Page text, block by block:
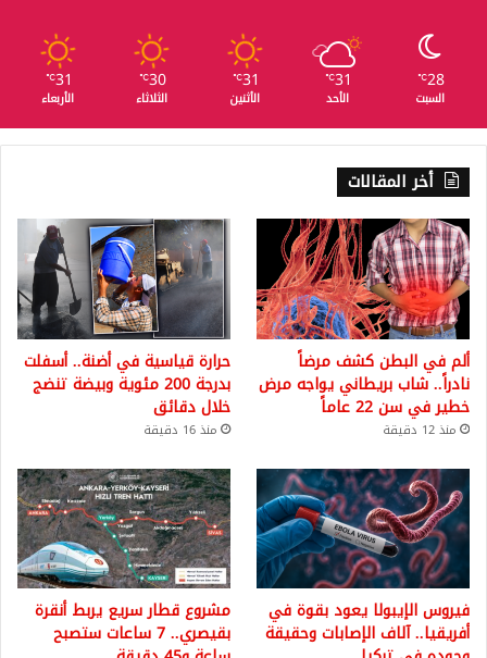
28
℃
السبت
31
℃
الأحد
31
℃
الأثنين
30
℃
الثلاثاء
31
℃
الأربعاء
أخر المقالات
ألم في البطن كشف مرضاً
نادراً.. شاب بريطاني يواجه مرض
خطير في سن 22 عاماً
منذ 12 دقيقة
حرارة قياسية في أضنة.. أسفلت
بدرجة 200 مئوية وبيضة تنضج
خلال دقائق
منذ 16 دقيقة
فيروس الإيبولا يعود بقوة في
أفريقيا.. آلاف الإصابات وحقيقة
مشروع قطار سريع يربط أنقرة
بقيصري.. 7 ساعات ستصبح